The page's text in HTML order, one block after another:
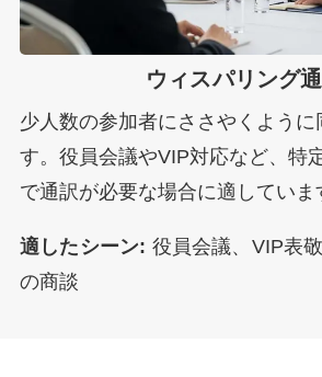
ウィスパリング
少人数の参加者にささやくように
す。役員会議やVIP対応など、特
で通訳が必要な場合に適していま
適したシーン: 役員会議、VIP表
の商談